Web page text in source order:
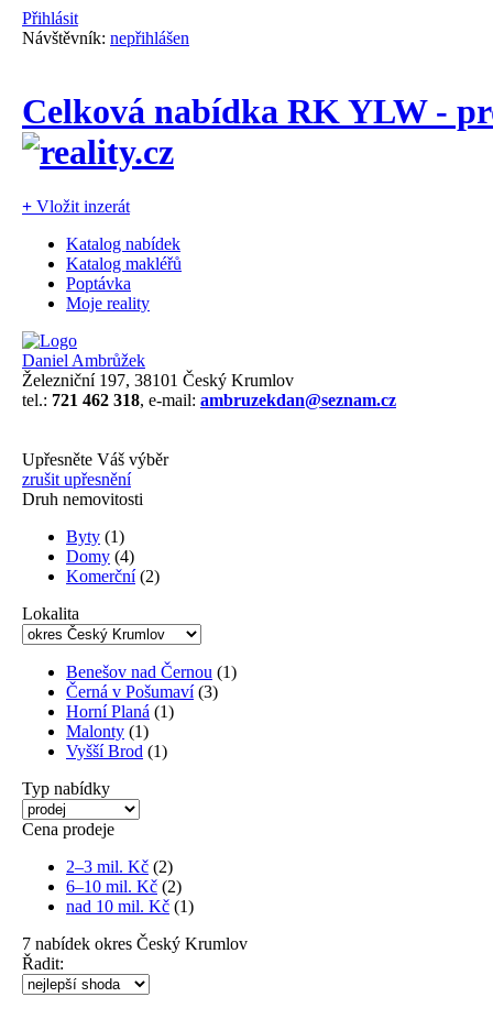
Přihlásit
Návštěvník: nepřihlášen
Celková nabídka RK YLW -
+ Vložit inzerát
Katalog nabídek
Katalog makléřů
Poptávka
Moje reality
Daniel Ambrůžek
Železniční 197, 38101 Český Krumlov
tel.: 721 462 318, e-mail: ambruzekdan@seznam.cz
Upřesněte Váš výběr
zrušit upřesnění
Druh nemovitosti
Byty (1)
Domy (4)
Komerční(2)
Lokalita
Benešov nad Černou (1)
Černá v Pošumaví(3)
Horní Planá (1)
Malonty (1)
Vyšší Brod (1)
Typ nabídky
Cena prodeje
2–3 mil. Kč (2)
6–10 mil. Kč (2)
nad 10 mil. Kč (1)
7 nabídek okres Český Krumlov
Řadit: